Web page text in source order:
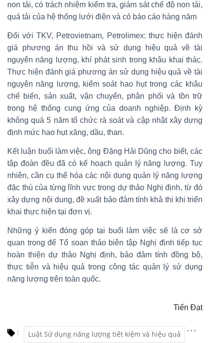
non tải, có trách nhiệm kiểm tra, giám sát chế độ non tải,
quá tải của hệ thống lưới điện và có báo cáo hàng năm
Đối với TKV, Petrovietnam, Petrolimex: thực hiện đánh
giá phương án thu hồi và sử dụng hiệu quả về tài
nguyên năng lượng, khí phát sinh trong khâu khai thác.
Thực hiện đánh giá phương án sử dụng hiệu quả về tài
nguyên năng lượng, kiểm soát hao hụt trong các khâu
chế biến, sản xuất, vận chuyển, phân phối và tồn trữ
trong hệ thống cung ứng của doanh nghiệp. Định kỳ
không quá 5 năm tổ chức rà soát và cập nhật xây dựng
định mức hao hụt xăng, dầu, than.
Kết luận buổi làm việc, ông Đặng Hải Dũng cho biết, các
tập đoàn đều đã có kế hoạch quản lý năng lượng. Tuy
nhiên, cần cụ thể hóa các nội dung quản lý năng lượng
đặc thù của từng lĩnh vực trong dự thảo Nghị định, từ đó
xây dựng nội dung, đề xuất bảo đảm tính khả thi khi triển
khai thực hiện tại đơn vị.
Những ý kiến đóng góp tại buổi làm việc sẽ là cơ sở
quan trọng để Tổ soạn thảo biên tập Nghị định tiếp tục
hoàn thiện dự thảo Nghị định, bảo đảm tính đồng bộ,
thực tiễn và hiệu quả trong công tác quản lý sử dụng
năng lượng trên toàn quốc.
Tiến Đạt
: Luật Sử dụng năng lượng tiết kiệm và hiệu quả
, , ,